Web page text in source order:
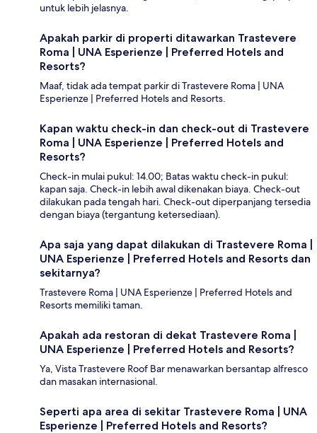
untuk lebih jelasnya.
Apakah parkir di properti ditawarkan Trastevere
Roma | UNA Esperienze | Preferred Hotels and
Resorts?
Maaf, tidak ada tempat parkir di Trastevere Roma | UNA
Esperienze | Preferred Hotels and Resorts.
Kapan waktu check-in dan check-out di Trastevere
Roma | UNA Esperienze | Preferred Hotels and
Resorts?
Check-in mulai pukul: 14.00; Batas waktu check-in pukul:
kapan saja. Check-in lebih awal dikenakan biaya. Check-out
dilakukan pada tengah hari. Check-out diperpanjang tersedia
dengan biaya (tergantung ketersediaan).
Apa saja yang dapat dilakukan di Trastevere Roma |
UNA Esperienze | Preferred Hotels and Resorts dan
sekitarnya?
Trastevere Roma | UNA Esperienze | Preferred Hotels and
Resorts memiliki taman.
Apakah ada restoran di dekat Trastevere Roma |
UNA Esperienze | Preferred Hotels and Resorts?
Ya, Vista Trastevere Roof Bar menawarkan bersantap alfresco
dan masakan internasional.
Seperti apa area di sekitar Trastevere Roma | UNA
Esperienze | Preferred Hotels and Resorts?